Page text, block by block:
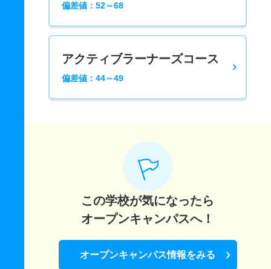
偏差値：52～68
アクティブラーナーズコース
偏差値：44～49
この学校が気になったら
オープンキャンパスへ！
オープンキャンパス情報をみる